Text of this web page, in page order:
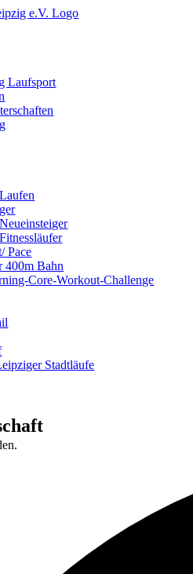
Laufsport
Pace
400m Bahn
Core-Workout-Challenge
Stadtläufe